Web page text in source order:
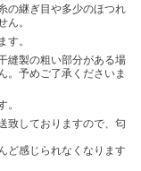
の継ぎ目や多少のほつれ
ん。
す。
縫製の粗い部分がある場
。予めご了承くださいま
。
致しておりますので、匂
ど感じられなくなります